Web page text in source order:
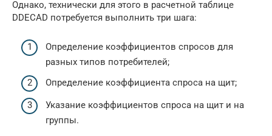
Однако, технически для этого в расчетной таблице
DDECAD потребуется выполнить три шага:
Определение коэффициентов спросов для
разных типов потребителей;
Определение коэффициента спроса на щит;
Указание коэффициентов спроса на щит и на
группы.